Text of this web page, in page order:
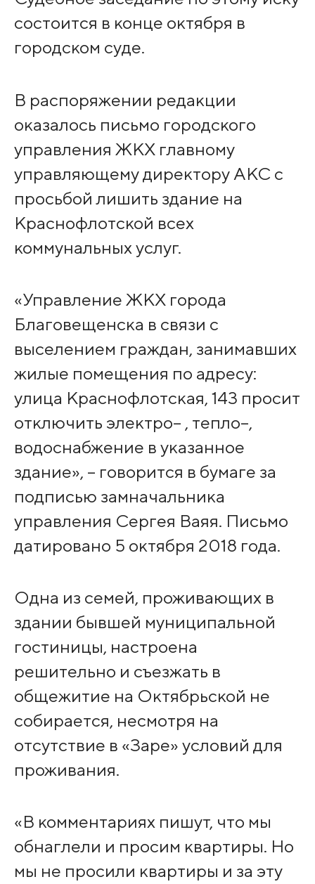
состоится в конце октября в
городском суде.
В распоряжении редакции
оказалось письмо городского
управления ЖКХ главному
управляющему директору АКС с
просьбой лишить здание на
Краснофлотской всех
коммунальных услуг.
«Управление ЖКХ города
Благовещенска в связи с
выселением граждан, занимавших
жилые помещения по адресу:
улица Краснофлотская, 143 просит
отключить электро– , тепло–,
водоснабжение в указанное
здание», – говорится в бумаге за
подписью замначальника
управления Сергея Ваяя. Письмо
датировано 5 октября 2018 года.
Одна из семей, проживающих в
здании бывшей муниципальной
гостиницы, настроена
решительно и съезжать в
общежитие на Октябрьской не
собирается, несмотря на
отсутствие в «Заре» условий для
проживания.
«В комментариях пишут, что мы
обнаглели и просим квартиры. Но
мы не просили квартиры и за эту